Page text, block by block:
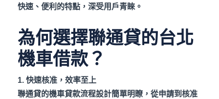
快速、便利的特點，深受用戶青睞。
為何選擇聯通貸的台北
機車借款？
1. 快速核准，效率至上
聯通貸的機車貸款流程設計簡單明瞭，從申請到核准